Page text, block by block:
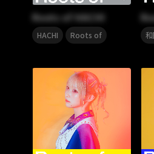
Roots of HACHI
HACHI Roots of